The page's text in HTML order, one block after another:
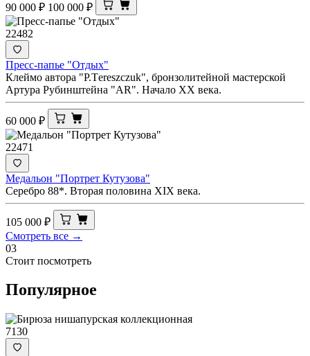
90 000 ₽ 100 000 ₽
22482
Пресс-папье "Отдых"
Клеймо автора "Р.Тereszczuk", бронзолитейной мастерской
Артура Рубинштейна "AR". Начало ХХ века.
60 000 ₽
22471
Медальон "Портрет Кутузова"
Серебро 88*. Вторая половина XIX века.
105 000 ₽
Смотреть все →
03
Стоит посмотреть
Популярное
7130